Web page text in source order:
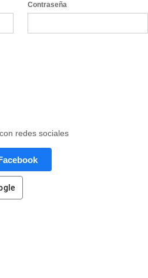
Contraseña
redes sociales